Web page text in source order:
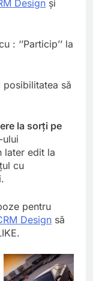
Design şi
‘’Particip’’ la
să
la sorţi pe
later edit la
cu
pentru
Design să